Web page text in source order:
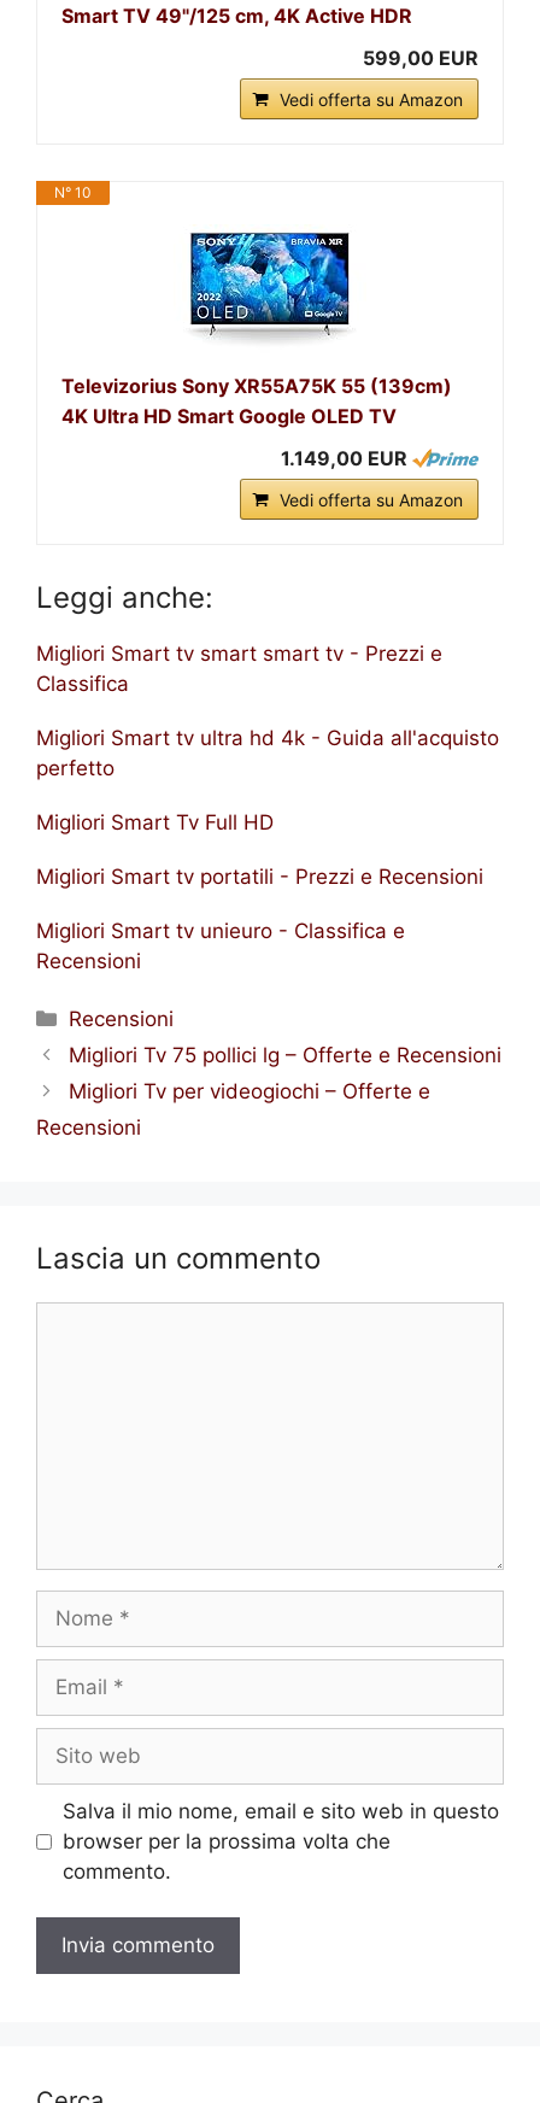
Smart TV 49"/125 cm, 4K Active HDR
599,00 EUR
Vedi offerta su Amazon
N° 10
Televizorius Sony XR55A75K 55 (139cm)
4K Ultra HD Smart Google OLED TV
1.149,00 EUR
Vedi offerta su Amazon
Leggi anche:
Migliori Smart tv smart smart tv - Prezzi e
Classifica
Migliori Smart tv ultra hd 4k - Guida all'acquisto
perfetto
Migliori Smart Tv Full HD
Migliori Smart tv portatili - Prezzi e Recensioni
Migliori Smart tv unieuro - Classifica e
Recensioni
Categorie
Recensioni
Migliori Tv 75 pollici lg – Offerte e Recensioni
Migliori Tv per videogiochi – Offerte e
Recensioni
Lascia un commento
web
Salva il mio nome, email e sito web in questo
browser per la prossima volta che
commento.